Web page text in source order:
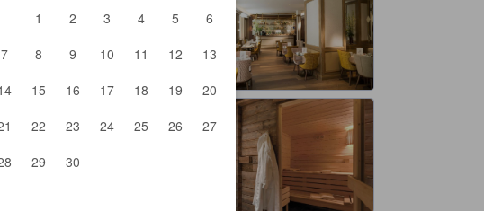
1
2 3 4 5
6
7
8 9 10 11 12
13
15 16 17 18 19
20
22 23 24 25 26
27
29 30